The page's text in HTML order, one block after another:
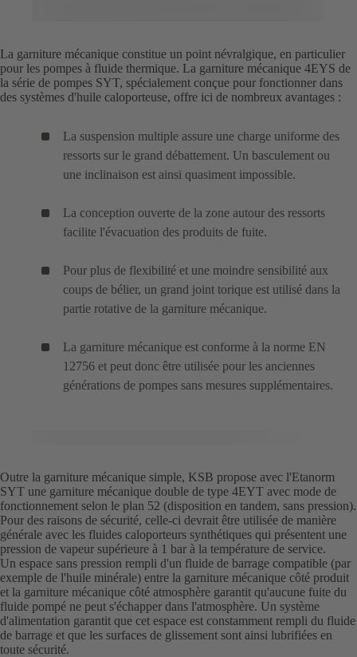
La garniture mécanique constitue un point névralgique, en particulier
pour les pompes à fluide thermique. La garniture mécanique 4EYS de
la série de pompes SYT, spécialement conçue pour fonctionner dans
des systèmes d'huile caloporteuse, offre ici de nombreux avantages :
La suspension multiple assure une charge uniforme des
ressorts sur le grand débattement. Un basculement ou
une inclinaison est ainsi quasiment impossible.
La conception ouverte de la zone autour des ressorts
facilite l'évacuation des produits de fuite.
Pour plus de flexibilité et une moindre sensibilité aux
coups de bélier, un grand joint torique est utilisé dans la
partie rotative de la garniture mécanique.
La garniture mécanique est conforme à la norme EN
12756 et peut donc être utilisée pour les anciennes
générations de pompes sans mesures supplémentaires.
Outre la garniture mécanique simple, KSB propose avec l'Etanorm
SYT une garniture mécanique double de type 4EYT avec mode de
fonctionnement selon le plan 52 (disposition en tandem, sans pression).
Pour des raisons de sécurité, celle-ci devrait être utilisée de manière
générale avec les fluides caloporteurs synthétiques qui présentent une
pression de vapeur supérieure à 1 bar à la température de service.
Un espace sans pression rempli d'un fluide de barrage compatible (par
exemple de l'huile minérale) entre la garniture mécanique côté produit
et la garniture mécanique côté atmosphère garantit qu'aucune fuite du
fluide pompé ne peut s'échapper dans l'atmosphère. Un système
d'alimentation garantit que cet espace est constamment rempli du fluide
de barrage et que les surfaces de glissement sont ainsi lubrifiées en
toute sécurité.